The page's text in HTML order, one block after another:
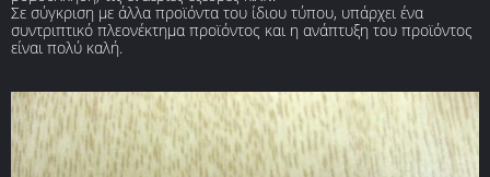
Σε σύγκριση με άλλα προϊόντα του ίδιου τύπου, υπάρχει ένα
συντριπτικό πλεονέκτημα προϊόντος και η ανάπτυξη του προϊόντος
είναι πολύ καλή.